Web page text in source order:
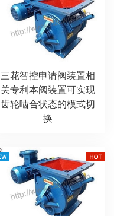
三花智控申请阀装置相
关专利本阀装置可实现
齿轮啮合状态的模式切
换